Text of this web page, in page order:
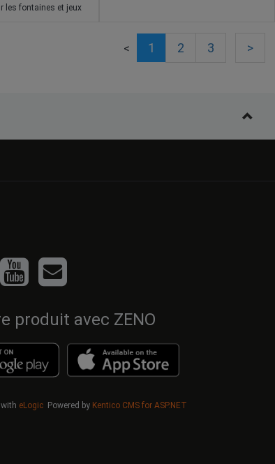
les fontaines et jeux
< 1 2 3 >
produit avec ZENO
eLogicPowered by Kentico CMS for ASP.NET